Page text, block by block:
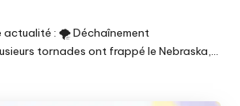
actualité : 🌪 Déchaînement
tornades ont frappé le Nebraska,…